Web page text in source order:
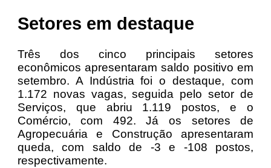
Setores em destaque
Três dos cinco principais setores
econômicos apresentaram saldo positivo em
setembro. A Indústria foi o destaque, com
1.172 novas vagas, seguida pelo setor de
Serviços, que abriu 1.119 postos, e o
Comércio, com 492. Já os setores de
Agropecuária e Construção apresentaram
queda, com saldo de -3 e -108 postos,
respectivamente.